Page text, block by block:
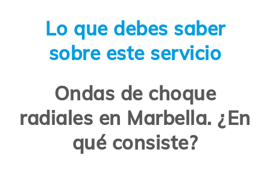
Lo que debes saber
sobre este servicio
Ondas de choque
radiales en Marbella. ¿En
qué consiste?